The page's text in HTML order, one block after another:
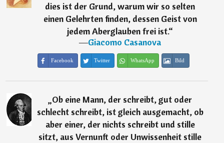
dies ist der Grund, warum wir so selten
einen Gelehrten finden, dessen Geist von
jedem Aberglauben frei ist.“
―Giacomo Casanova
Facebook Twitter WhatsApp Bild
„Ob eine Mann, der schreibt, gut oder
schlecht schreibt, ist gleich ausgemacht, ob
aber einer, der nichts schreibt und stille
sitzt, aus Vernunft oder Unwissenheit stille